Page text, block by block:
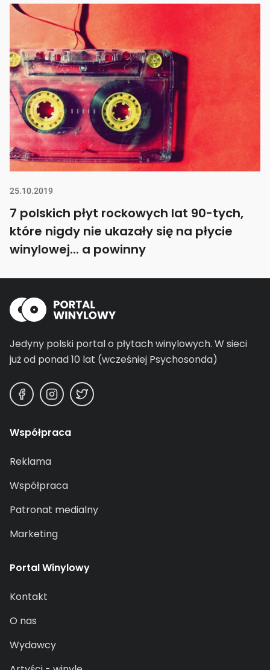
25.10.2019
7 polskich płyt rockowych lat 90-tych,
które nigdy nie ukazały się na płycie
winylowej... a powinny
Jedyny polski portal o płytach winylowych. W sieci
już od ponad 10 lat (wcześniej Psychosonda)
Współpraca
Reklama
Współpraca
Patronat medialny
Marketing
Portal Winylowy
Kontakt
O nas
Wydawcy